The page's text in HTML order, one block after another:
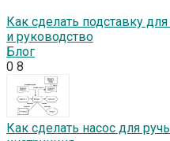
Как сделать подставку
и руководство
Блог
0 8
Как сделать насос для